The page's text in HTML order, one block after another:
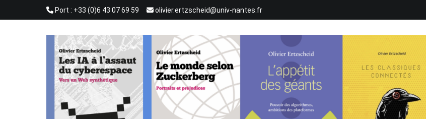
Port : +33 (0)6 43 07 69 59 olivier.ertzscheid@univ-nantes.fr